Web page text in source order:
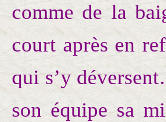
comme de la
court après en
qui s’y
son équipe sa